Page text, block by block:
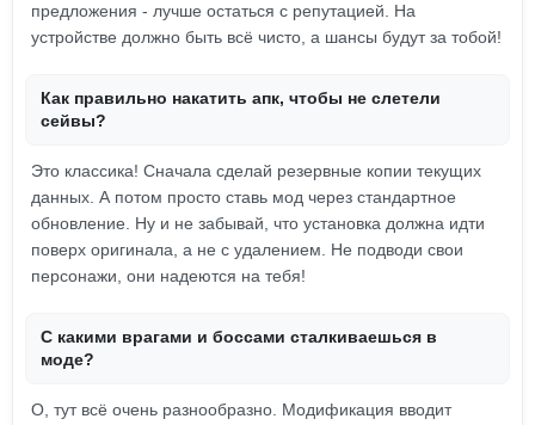
предложения - лучше остаться с репутацией. На
устройстве должно быть всё чисто, а шансы будут за тобой!
Как правильно накатить апк, чтобы не слетели
сейвы?
Это классика! Сначала сделай резервные копии текущих
данных. А потом просто ставь мод через стандартное
обновление. Ну и не забывай, что установка должна идти
поверх оригинала, а не с удалением. Не подводи свои
персонажи, они надеются на тебя!
С какими врагами и боссами сталкиваешься в
моде?
О, тут всё очень разнообразно. Модификация вводит